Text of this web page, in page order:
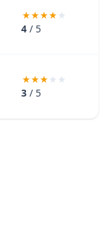
4 / 5
3 / 5